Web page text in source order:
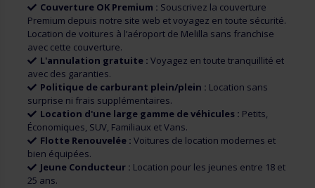
Couverture OK Premium : Souscrivez la couverture
Premium depuis notre site web et voyagez en toute sécurité.
Location de voitures à l’aéroport de Melilla sans franchise
avec cette couverture.
L'annulation gratuite : Voyagez en toute tranquillité et
avec des garanties.
Politique de carburant plein/plein : Location sans
surprise ni frais supplémentaires.
Location d'une large gamme de véhicules : Petits,
Économiques, SUV, Familiaux et Vans.
Flotte Renouvelée : Voitures de location modernes et
bien équipées.
Jeune Conducteur : Location pour les jeunes entre 18 et
25 ans.